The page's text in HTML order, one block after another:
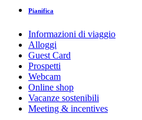
Pianifica
Informazioni di viaggio
Alloggi
Guest Card
Prospetti
Webcam
Online shop
Vacanze sostenibili
Meeting & incentives